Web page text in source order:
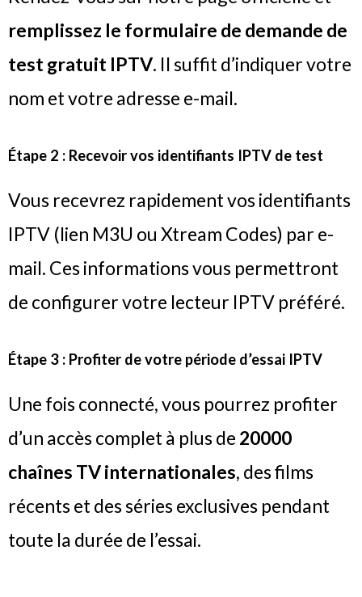
remplissez le formulaire de demande de
test gratuit IPTV. Il suffit d’indiquer votre
nom et votre adresse e-mail.
Étape 2 : Recevoir vos identifiants IPTV de test
Vous recevrez rapidement vos identifiants
IPTV (lien M3U ou Xtream Codes) par e-
mail. Ces informations vous permettront
de configurer votre lecteur IPTV préféré.
Étape 3 : Profiter de votre période d’essai IPTV
Une fois connecté, vous pourrez profiter
d’un accès complet à plus de 20000
chaînes TV internationales, des films
récents et des séries exclusives pendant
toute la durée de l’essai.